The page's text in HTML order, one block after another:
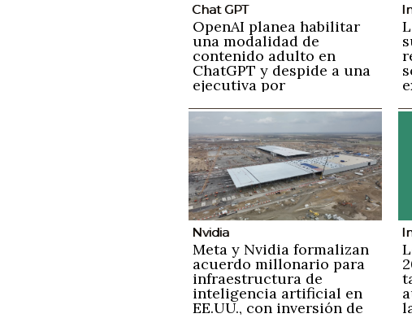
Chat GPT
OpenAI planea habilitar
una modalidad de
contenido adulto en
ChatGPT y despide a una
ejecutiva por
detección de contenidos
nocivos
Nvidia
Meta y Nvidia formalizan
acuerdo millonario para
infraestructura de
inteligencia artificial en
EE.UU., con inversión de